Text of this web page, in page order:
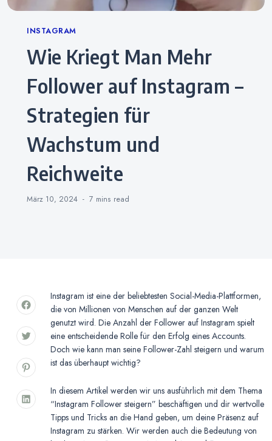
Categories
INSTAGRAM
Wie Kriegt Man Mehr
Follower auf Instagram –
Strategien für
Wachstum und
Reichweite
März 10, 2024 7 mins read
Instagram ist eine der beliebtesten Social-Media-Plattformen,
die von Millionen von Menschen auf der ganzen Welt
genutzt wird. Die Anzahl der Follower auf Instagram spielt
eine entscheidende Rolle für den Erfolg eines Accounts.
Doch wie kann man seine Follower-Zahl steigern und warum
ist das überhaupt wichtig?
In diesem Artikel werden wir uns ausführlich mit dem Thema
“Instagram Follower steigern” beschäftigen und dir wertvolle
Tipps und Tricks an die Hand geben, um deine Präsenz auf
Instagram zu stärken. Wir werden auch die Bedeutung von